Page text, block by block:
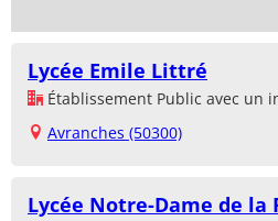
Lycée Emile Littré
Établissement Public avec un
Avranches (50300)
Lycée Notre-Dame de la